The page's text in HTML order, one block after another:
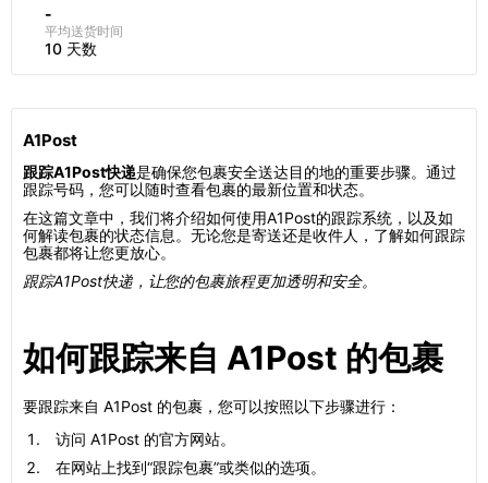
-
平均送货时间
10 天数
A1Post
跟踪A1Post快递是确保您包裹安全送达目的地的重要步骤。通过
跟踪号码，您可以随时查看包裹的最新位置和状态。
在这篇文章中，我们将介绍如何使用A1Post的跟踪系统，以及如
何解读包裹的状态信息。无论您是寄送还是收件人，了解如何跟踪
包裹都将让您更放心。
跟踪A1Post快递，让您的包裹旅程更加透明和安全。
如何跟踪来自 A1Post 的包裹
要跟踪来自 A1Post 的包裹，您可以按照以下步骤进行：
访问 A1Post 的官方网站。
在网站上找到“跟踪包裹”或类似的选项。